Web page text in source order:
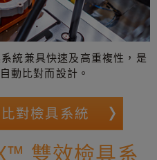
統兼具快速及高重複性，是
動比對而設計。
對檢具系統
雙效檢具系